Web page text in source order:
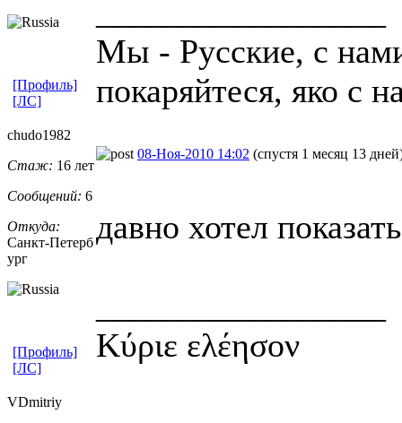
Мы - Русские, с
покаряйтеся, яко с
[Профиль]
[ЛС]
chudo1982
Стаж: 16 лет
Сообщений: 6
Откуда:
Санкт-Петерб
ург
08-Ноя-2010 14:02 (спустя 1 месяц 13
давно хотел
Κύριε ελέησον
[Профиль]
[ЛС]
VDmitriy